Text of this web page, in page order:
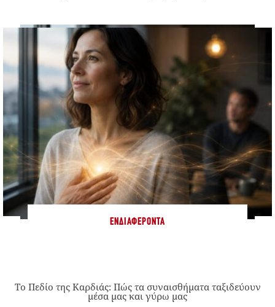
ΕΝΔΙΑΦΈΡΟΝΤΑ
Το Πεδίο της Καρδιάς: Πώς τα συναισθήματα ταξιδεύουν
μέσα μας και γύρω μας